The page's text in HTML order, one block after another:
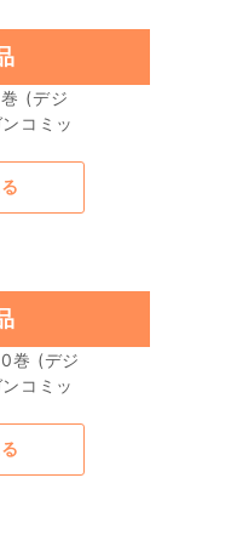
(デジ
コミッ
巻 (デジ
コミッ